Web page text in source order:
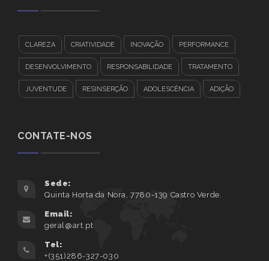
CLAREZA CRIATIVIDADE INOVAÇÃO PERFORMANCE
DESENVOLVIMENTO RESPONSABILIDADE TRATAMENTO
JUVENTUDE RESINSERÇÃO ADOLESCÊNCIA ADIÇÃO
CONTATE-NOS
Sede:
Quinta Horta da Nora, 7780-139 Castro Verde.
Email:
geral@art.pt
Tel:
+(351)286-327-030